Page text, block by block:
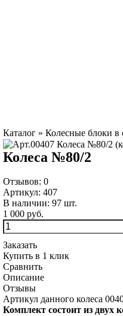
Каталог» Колесные блоки в
Колеса №80/2
Отзывов: 0
Артикул: 407
В наличии: 97шт.
1 000 руб.
Заказать
Купить в 1 клик
Сравнить
Описание
Отзывы
Артикул данного колеса
Комплект состоит из двух